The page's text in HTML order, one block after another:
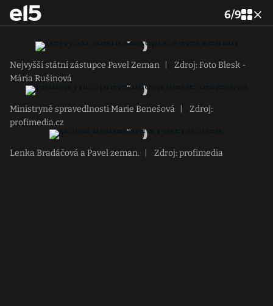
6/9
Nejvyšší státní zástupce Pavel Zeman
Zdroj: Foto Blesk -
Mária Rušinová
Ministryně spravedlnosti Marie Benešová
Zdroj:
profimedia.cz
Lenka Bradáčová a Pavel zeman. Zdroj: profimedia